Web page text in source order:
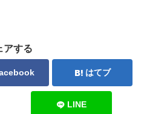
アする
はてブ
LINE